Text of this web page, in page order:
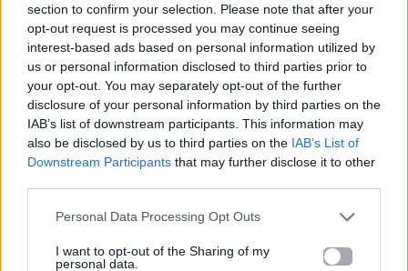
section to confirm your selection. Please note that after your
opt-out request is processed you may continue seeing
interest-based ads based on personal information utilized by
us or personal information disclosed to third parties prior to
your opt-out. You may separately opt-out of the further
disclosure of your personal information by third parties on the
IAB’s list of downstream participants. This information may
also be disclosed by us to third parties on the IAB’s List of
Downstream Participants that may further disclose it to other
Personal Data Processing Opt Outs
I want to opt-out of the Sharing of my
personal data.
Τόση ώρα με κοιτάς και σε κοιτώ
Με τα μάτια μού μιλάς και σου μιλώ
Κάτι μέσα μας συμβαίνει, κάτι ονειρικό
Σαν υπνωτισμένοι είμαστε κι εσύ κι εγώ
Ενενήντα τέσσερα τριάντα δύο
Έξι εννιά οκτώ
Περιμένω τηλεφώνημά σου
Περιμένω τηλεφώνημά σου
Να γίνεις δικός μου